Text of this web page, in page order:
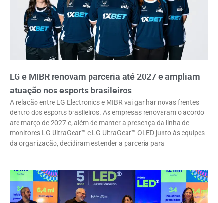
LG e MIBR renovam parceria até 2027 e ampliam
atuação nos esports brasileiros
A relação entre LG Electronics e MIBR vai ganhar novas frentes
dentro dos esports brasileiros. As empresas renovaram o acordo
até março de 2027 e, além de manter a presença da linha de
monitores LG UltraGear™ e LG UltraGear™ OLED junto às equipes
da organização, decidiram estender a parceria para